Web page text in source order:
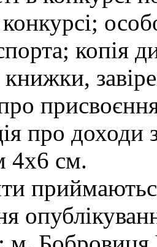
копія
книжки,
про доходи
4х6 см.